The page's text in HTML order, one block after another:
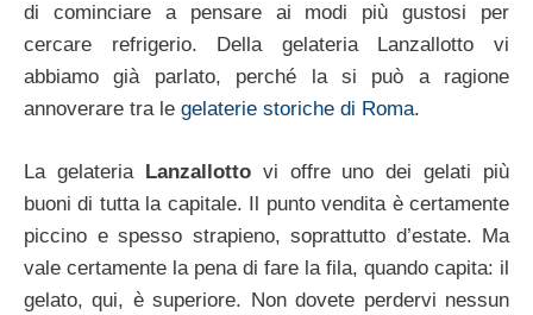
di cominciare a pensare ai modi più gustosi per
cercare refrigerio. Della gelateria Lanzallotto vi
abbiamo già parlato, perché la si può a ragione
annoverare tra le gelaterie storiche di Roma.
La gelateria Lanzallottovi offre uno dei gelati più
buoni di tutta la capitale. Il punto vendita è certamente
piccino e spesso strapieno, soprattutto d’estate. Ma
vale certamente la pena di fare la fila, quando capita: il
gelato, qui, è superiore. Non dovete perdervi nessun